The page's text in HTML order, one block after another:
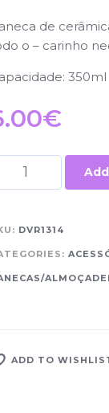
de
o – carinho
350ml
€
DVR1314
ADD TO